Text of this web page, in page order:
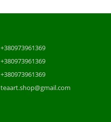
+380973961369
+380973961369
+380973961369
teaart.shop@gmail.com